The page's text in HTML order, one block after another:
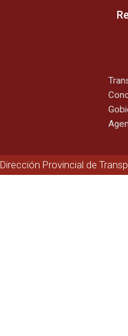
Dirección Provincial de